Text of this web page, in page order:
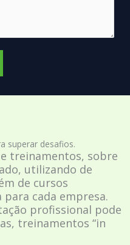
superar desafios.
treinamentos, sobre
utilizando de
de cursos
cada empresa.
profissional pode
treinamentos “in